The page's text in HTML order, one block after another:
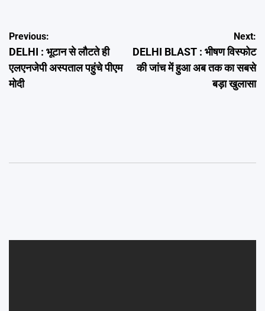
Post
navigation
Previous:
DELHI : भूटान से लौटते ही
एलएनजेपी अस्पताल पहुंचे पीएम
मोदी
Next:
DELHI BLAST : भीषण विस्फोट
की जांच में हुआ अब तक का सबसे
बड़ा खुलासा